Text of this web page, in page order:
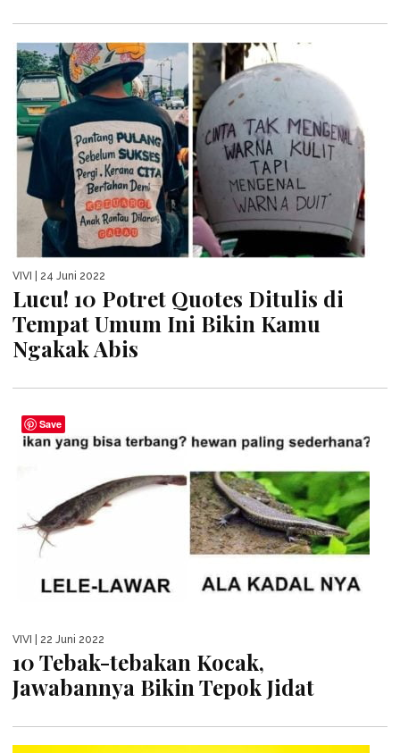
VIVI | 24 Juni 2022
Lucu! 10 Potret Quotes Ditulis di
Tempat Umum Ini Bikin Kamu
Ngakak Abis
VIVI | 22 Juni 2022
10 Tebak-tebakan Kocak,
Jawabannya Bikin Tepok Jidat
Save